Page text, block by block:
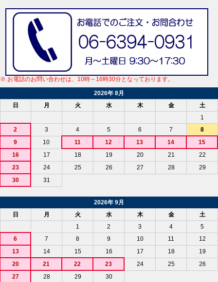
※ お電話のお問い合わせは、10時～16時30分となっております。
2026年 8月
日
月 火 水 木 金
土
1
2
3 4 5 6 7
8
9
10 11 12 13 14
15
16
17 18 19 20 21
22
23
24 25 26 27 28
29
30
31
2026年 9月
日
月 火 水 木 金
土
1
2 3 4
5
6
7 8 9 10 11
12
13
14 15 16 17 18
19
20
21 22 23 24 25
26
27
28 29 30